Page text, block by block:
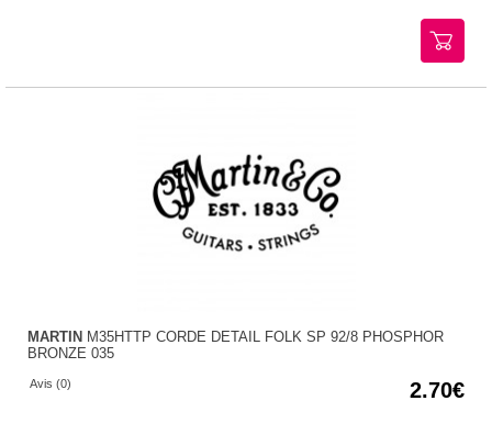
MARTIN M35HTTP CORDE DETAIL FOLK SP 92/8 PHOSPHOR
BRONZE 035
Avis (0) 2.70